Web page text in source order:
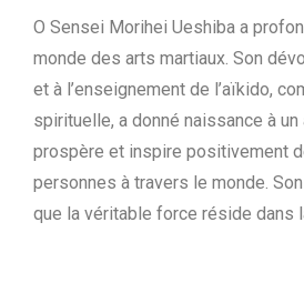
O Sensei Morihei Ueshiba a
monde des arts martiaux. Son
et à l’enseignement de l’aïkido,
spirituelle, a donné naissance à un
prospère et inspire positivement
personnes à travers le monde.
que la véritable force réside dans